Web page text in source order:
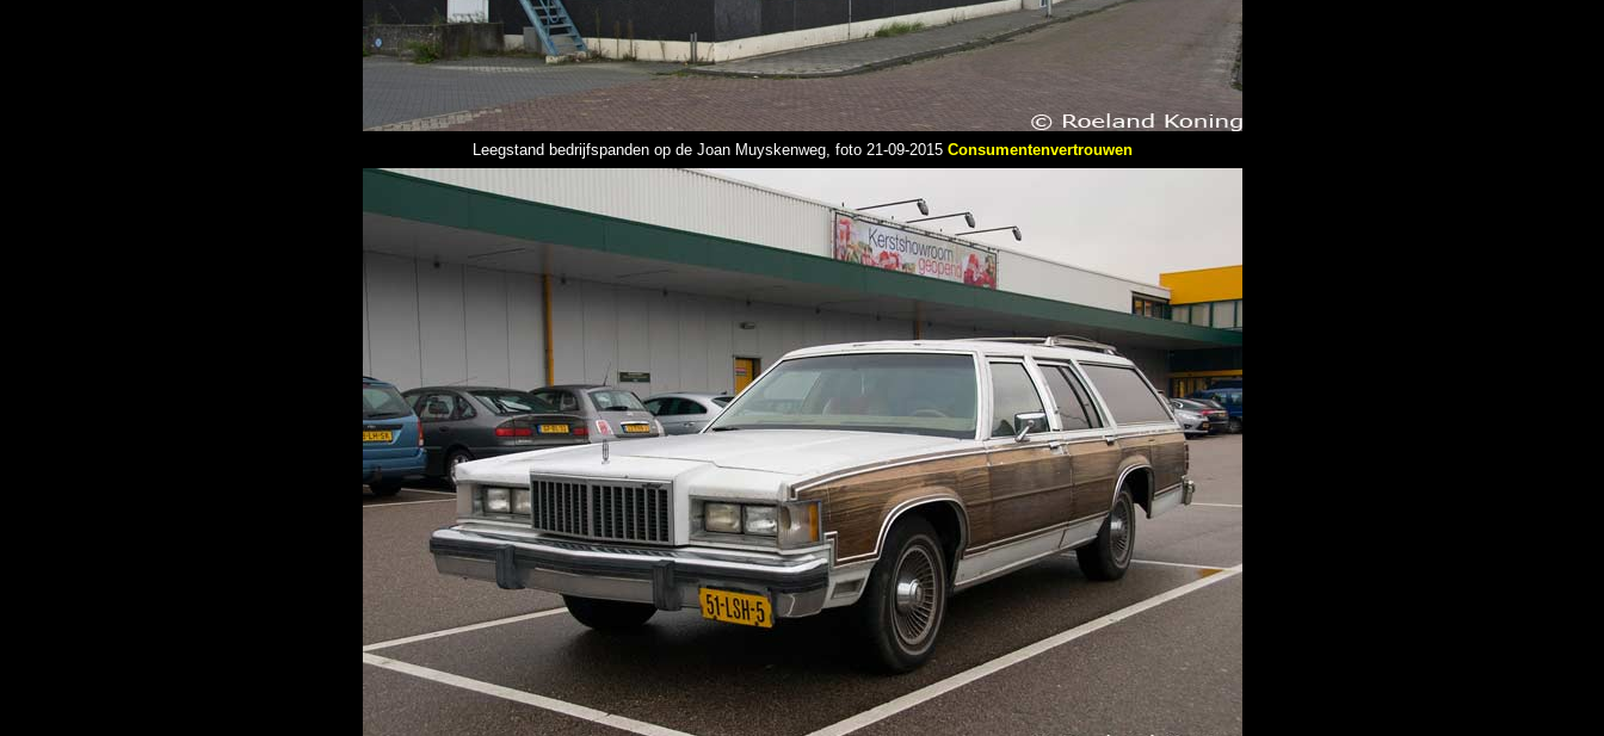
Leegstand bedrijfspanden op de Joan Muyskenweg, foto 21-09-2015 Consumentenvertrouwen